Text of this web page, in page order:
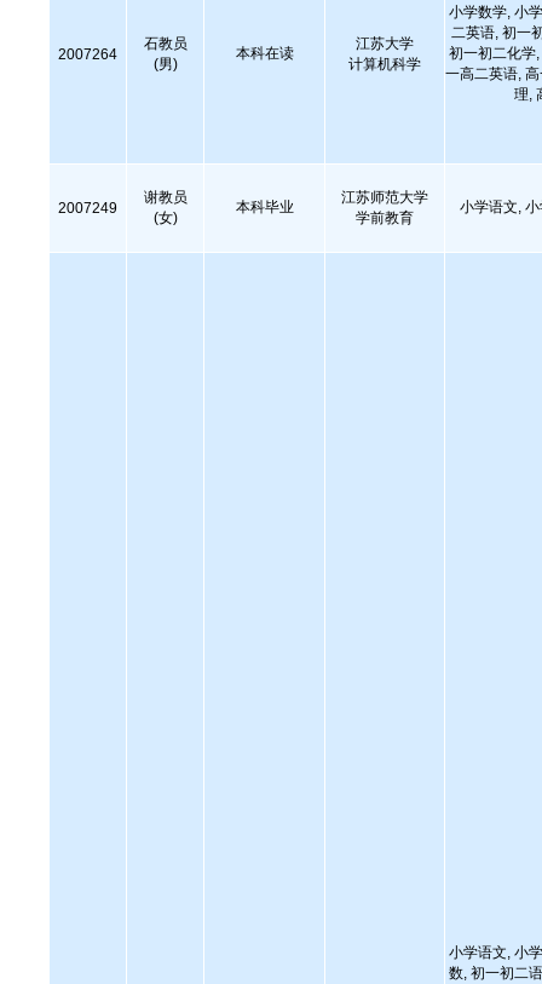
2007264
石教员
(男)
本科在读
江苏大学
计算机科学
小学数学, 小
二英语, 初一
初一初二化学
一高二英语,
理,
2007249
谢教员
(女)
本科毕业
江苏师范大学
学前教育
小学语文,
小学语文, 小
数, 初一初二